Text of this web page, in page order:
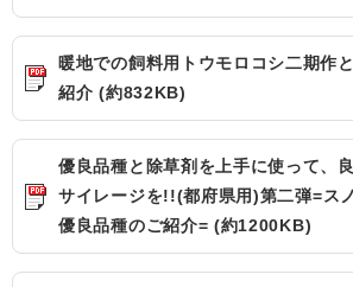
暖地での飼料用トウモロコシ二期作
紹介 (約832KB)
優良品種と除草剤を上手に使って、
サイレージを!!(都府県用)第二弾=ス
優良品種のご紹介= (約1200KB)